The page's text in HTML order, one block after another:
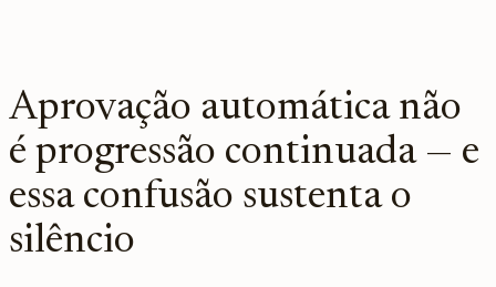
Aprovação automática não
é progressão continuada — e
essa confusão sustenta o
silêncio